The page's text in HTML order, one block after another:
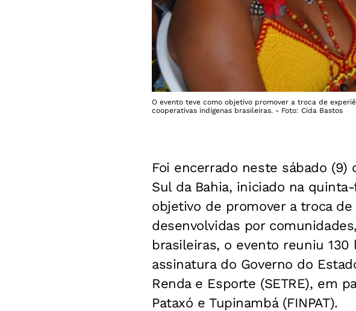
O evento teve como objetivo promover a troca de
cooperativas indígenas brasileiras. - Foto: Cida Bastos
Foi encerrado neste sábado (9)
Sul da Bahia, iniciado na
objetivo de promover a troca
desenvolvidas por
brasileiras, o evento reuniu
assinatura do Governo do
Renda e Esporte (SETRE), em
Pataxó e Tupinambá (FINPAT).